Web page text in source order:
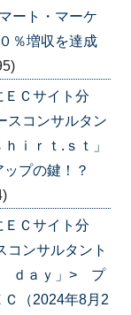
ート・マーケ
％増収を達成
ＥＣサイト分
コンサルタン
ｉｒｔ.ｓｔ」
プの鍵！？
ＥＣサイト分
ンサルタント
ｄａｙ」> プ
Ｃ（2024年8月2